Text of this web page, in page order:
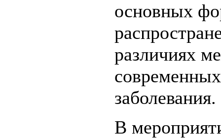
основных
различиях
заболевания.
В